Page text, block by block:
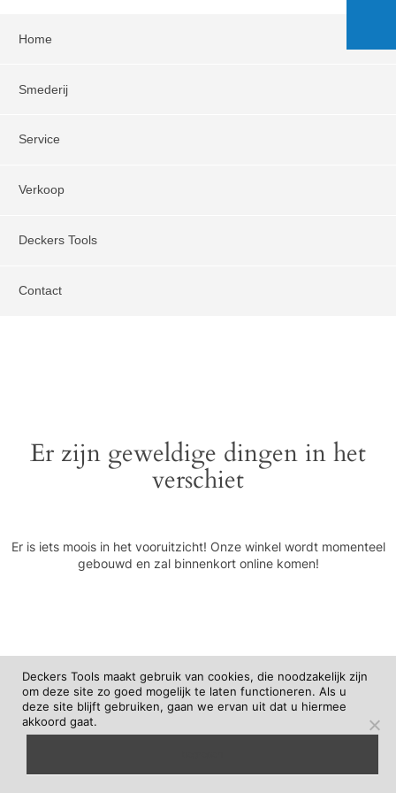
Home
Smederij
Service
Verkoop
Deckers Tools
Contact
Er zijn geweldige dingen in het
verschiet
Er is iets moois in het vooruitzicht! Onze winkel wordt momenteel
gebouwd en zal binnenkort online komen!
Deckers Tools maakt gebruik van cookies, die noodzakelijk zijn
om deze site zo goed mogelijk te laten functioneren. Als u
deze site blijft gebruiken, gaan we ervan uit dat u hiermee
akkoord gaat.